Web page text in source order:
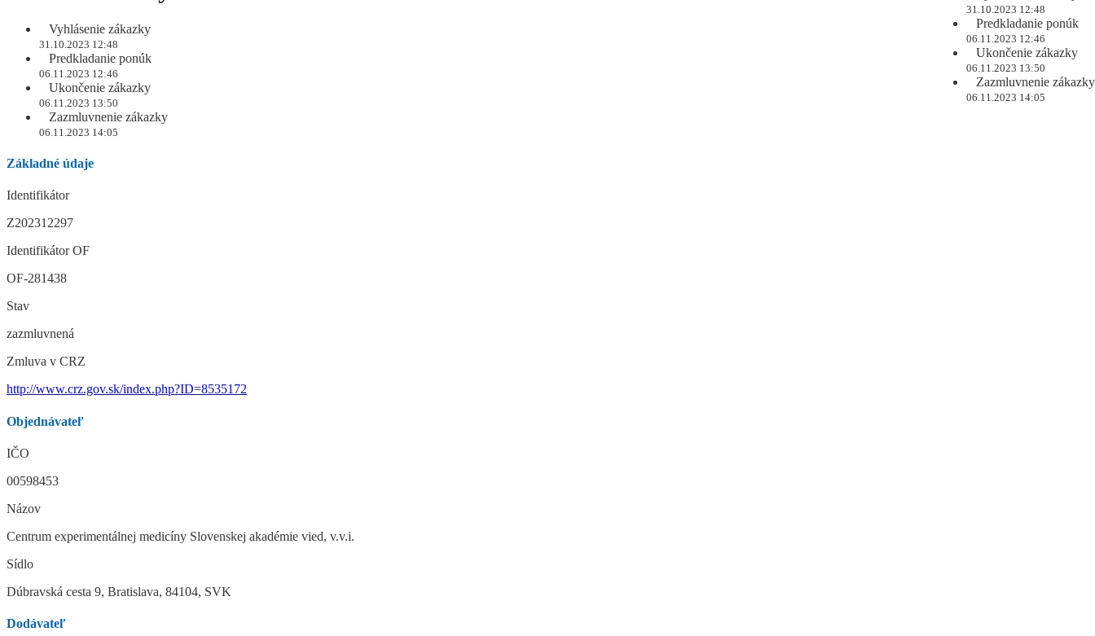
31.10.2023 12:48
Predkladanie ponúk
06.11.2023 12:46
Ukončenie zákazky
06.11.2023 13:50
Zazmluvnenie zákazky
06.11.2023 14:05
Vyhlásenie zákazky
31.10.2023 12:48
Predkladanie ponúk
06.11.2023 12:46
Ukončenie zákazky
06.11.2023 13:50
Zazmluvnenie zákazky
06.11.2023 14:05
Základné údaje
Identifikátor
Z202312297
Identifikátor OF
OF-281438
Stav
zazmluvnená
Zmluva v CRZ
http://www.crz.gov.sk/index.php?ID=8535172
Objednávateľ
IČO
00598453
Názov
Centrum experimentálnej medicíny Slovenskej akadémie vied, v.v.i.
Sídlo
Dúbravská cesta 9, Bratislava, 84104, SVK
Dodávateľ